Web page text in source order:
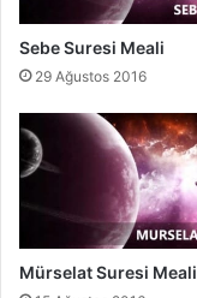
Sebe Suresi Meali
29 Ağustos 2016
Mürselat Suresi Meali